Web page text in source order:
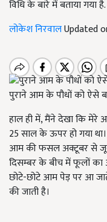
विधि के बारे में बताया गया है.
लोकेश निरवालUpdated
पुराने आम के पौधों को ऐसे
हाल ही में, मैंने देखा कि मेरे
25 साल के ऊपर हो गया
आम की फसल अक्टूबर से
दिसम्बर के बीच में फूलों का
छोटे-छोटे आम पेड़ पर आ
की जाती है।